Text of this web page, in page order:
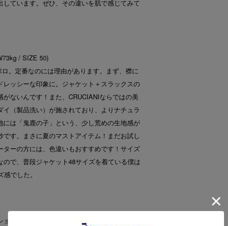
ています。ぜひ、その違いを肌で感じてみて
/ SIZE 50)
。定番なのには理由があります。まず、襟に
ッシーな印象に。ジャケット＋スラックスの
ないんです！また、CRUCIANIならではの美
（製品洗い）が施されており、よりナチュラ
は「鬼鹿の子」という、少し荒めの生地感が
す。まさに夏のマストアイテム！まだお試し
ーの方には、色違いもおすすめです！サイズ
で、普段ジャケット48サイズを着ている僕は
でした。
ンが特徴のブランド。最高のクオリティと常